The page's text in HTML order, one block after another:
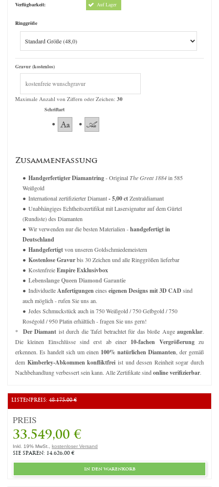
Verfügbarkeit: Auf Lager
Ringgröße
Gravur (kostenlos)
Maximale Anzahl von Ziffern oder Zeichen: 30
Schriftart
Zusammenfassung
Handgerfertigter Diamantring- OriginalThe Great 1884in 585
Weißgold
International zertifizierter Diamant- 5,00 ctZentraldiamant
Unabhängiges Echtheitszertifikat mit Lasersignatur auf dem Gürtel
(Rundiste) des Diamanten
Wir verwenden nur die besten Materialien -handgefertigt in
Deutschland
Handgefertigtvon unseren Goldschmiedemeistern
Kostenlose Gravurbis 30 Zeichen und alle Ringgrößen lieferbar
KostenfreieEmpire Exklusivbox
Lebenslange Queen Diamond Garantie
IndividuelleAnfertigungeneines eigenen Designs mit 3D CADsind
auch möglich - rufen Sie uns an.
Jedes Schmuckstück auch in 750 Weißgold / 750 Gelbgold / 750
Roségold / 950 Platin erhältlich - fragen Sie uns gern!
* Der Diamant ist durch die Tafel betrachtet für das bloße Augeaugenklar.
Die kleinen Einschlüsse sind erst ab einer 10-fachen Vergrößerungzu
erkennen. Es handelt sich um einen 100% natürlichen Diamanten , der gemäß
dem Kimberley-Abkommen konfliktfrei ist und dessen Reinheit sogar durch
Nachbehandlung verbessert sein kann. Alle Zertifikate sindonline verifizierbar.
LISTENPREIS: 48.175,00 €
PREIS
33.549,00 €
Inkl. 19% MwSt., kostenloser Versand
SIE SPAREN: 14.626,00 €
in den warenkorb